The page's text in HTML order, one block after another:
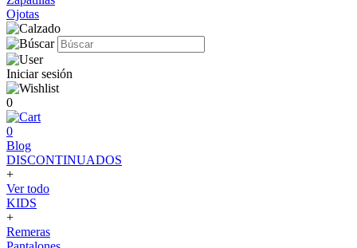
Ojotas
Iniciar sesión
0
0
Blog
DISCONTINUADOS
+
Ver todo
KIDS
+
Remeras